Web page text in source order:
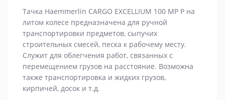
Тачка Haemmerlin CARGO EXCELLIUM 100 MP P на
литом колесе предназначена для ручной
транспортировки предметов, сыпучих
строительных смесей, песка к рабочему месту.
Служит для облегчения работ, связанных с
перемещением грузов на расстояние. Возможна
также транспортировка и жидких грузов,
кирпичей, досок и т.д.